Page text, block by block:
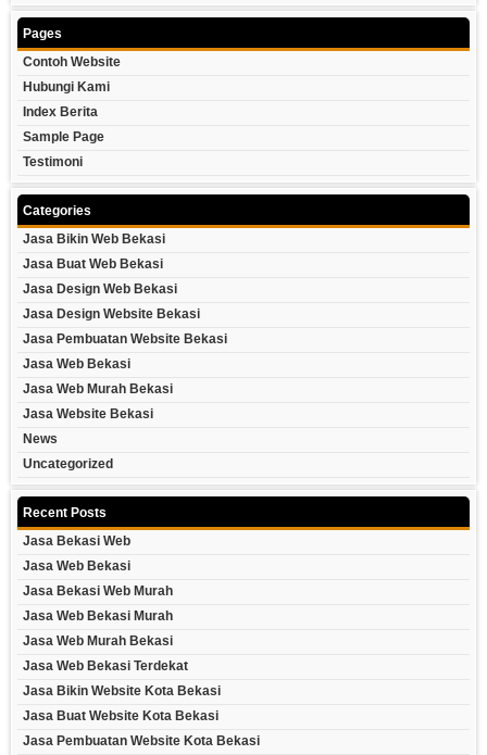
Pages
Contoh Website
Hubungi Kami
Index Berita
Sample Page
Testimoni
Categories
Jasa Bikin Web Bekasi
Jasa Buat Web Bekasi
Jasa Design Web Bekasi
Jasa Design Website Bekasi
Jasa Pembuatan Website Bekasi
Jasa Web Bekasi
Jasa Web Murah Bekasi
Jasa Website Bekasi
News
Uncategorized
Recent Posts
Jasa Bekasi Web
Jasa Web Bekasi
Jasa Bekasi Web Murah
Jasa Web Bekasi Murah
Jasa Web Murah Bekasi
Jasa Web Bekasi Terdekat
Jasa Bikin Website Kota Bekasi
Jasa Buat Website Kota Bekasi
Jasa Pembuatan Website Kota Bekasi